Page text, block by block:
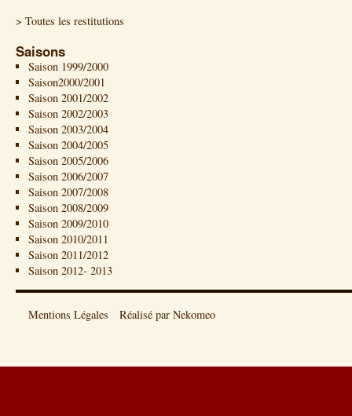
> Toutes les restitutions
Saisons
Saison 1999/2000
Saison2000/2001
Saison 2001/2002
Saison 2002/2003
Saison 2003/2004
Saison 2004/2005
Saison 2005/2006
Saison 2006/2007
Saison 2007/2008
Saison 2008/2009
Saison 2009/2010
Saison 2010/2011
Saison 2011/2012
Saison 2012- 2013
Mentions Légales Réalisé par Nekomeo